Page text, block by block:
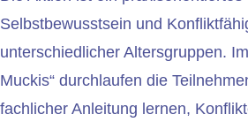
Selbstbewusstsein und
unterschiedlicher Altersgruppen.
Muckis“ durchlaufen die
fachlicher Anleitung lernen,